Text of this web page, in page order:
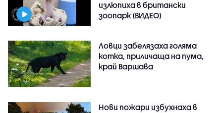
излюпиха в британски
зоопарк (ВИДЕО)
Ловци забелязаха голяма
котка, приличаща на пума,
край Варшава
Нови пожари избухнаха в